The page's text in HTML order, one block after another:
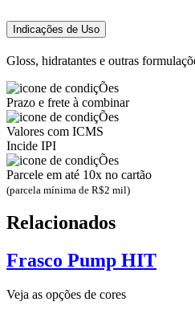
Indicações de Uso
Gloss, hidratantes e outras
Prazo e frete à combinar
Valores com ICMS
Incide IPI
Parcele em até 10x no cartão
(parcela mínima de R$2 mil)
Relacionados
Frasco Pump HIT
Veja as opções de cores